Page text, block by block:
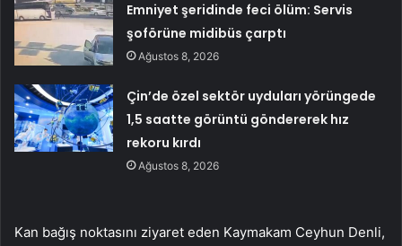
Emniyet şeridinde feci ölüm: Servis
şoförüne midibüs çarptı
Ağustos 8, 2026
Çin’de özel sektör uyduları yörüngede
1,5 saatte görüntü göndererek hız
rekoru kırdı
Ağustos 8, 2026
Kan bağış noktasını ziyaret eden Kaymakam Ceyhun Denli,